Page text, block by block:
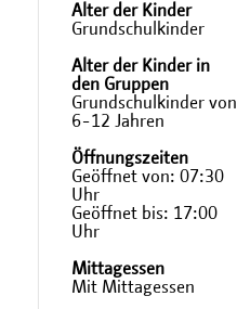
Alter der Kinder
Grundschulkinder
Alter der Kinder in
den Gruppen
Grundschulkinder von
6-12 Jahren
Öffnungszeiten
Geöffnet von: 07:30
Uhr
Geöffnet bis: 17:00
Uhr
Mittagessen
Mit Mittagessen